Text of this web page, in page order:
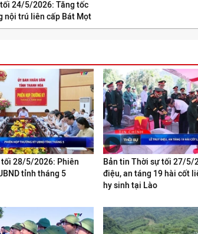
24/5/2026: Tăng tốc
nội trú liên cấp Bát Mọt
28/5/2026: Phiên
tỉnh tháng 5
Bản tin Thời sự tối 27/5/
điệu, an táng 19 hài cốt
hy sinh tại Lào